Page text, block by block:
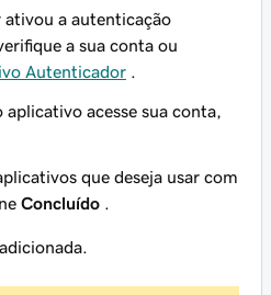
ativou a autenticação
a sua conta ou
Autenticador
acesse sua conta,
que deseja usar com
Concluído